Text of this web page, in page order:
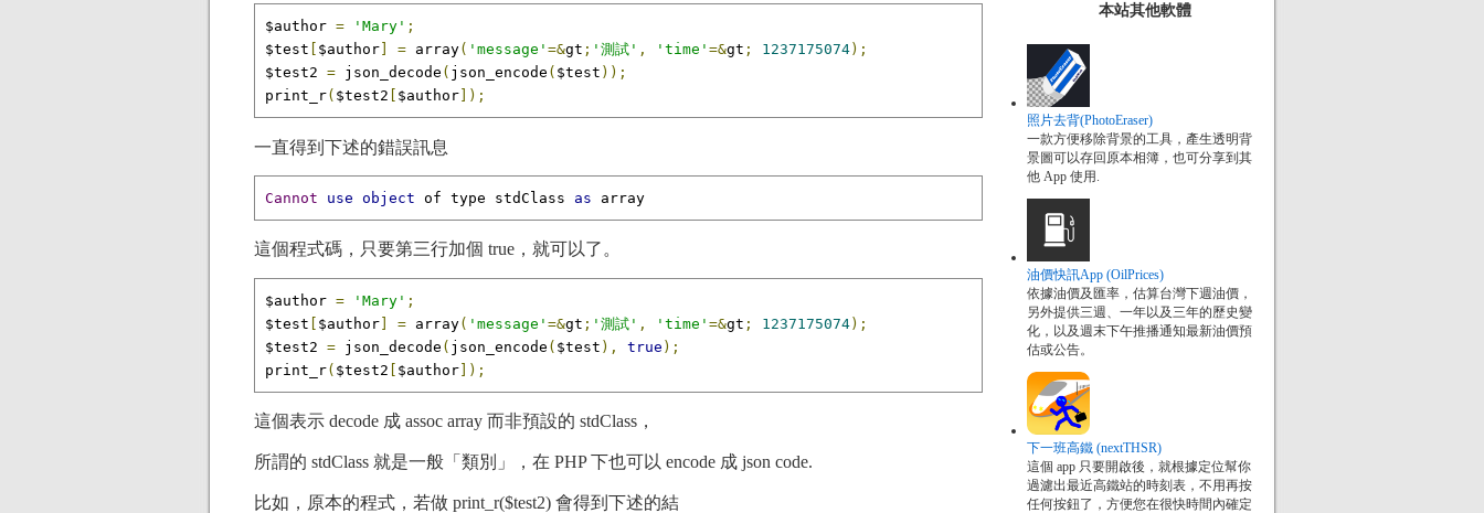
$author = 'Mary' ;
$test
$author] = array( 'message' =&gt ; '測試' , 'time' =&gt ; 1237175074);
$test2 = json_decode ( json_encode ( $test ));
print_r( $test2 $author]);
一直得到下述的錯誤訊息
Cannot use object of type stdClass as array
這個程式碼，只要第三行加個 true，就可以了。
$author = 'Mary' ;
$test
$author] = array( 'message' =&gt ; '測試' , 'time' =&gt ; 1237175074);
$test2 = json_decode ( json_encode ( $test ), true );
print_r( $test2 $author]);
這個表示 decode 成 assoc array 而非預設的 stdClass，
所謂的 stdClass 就是一般「類別」，在 PHP 下也可以 encode 成 json code.
比如，原本的程式，若做 print_r($test2) 會得到下述的結
本站其他軟體
照片去背(PhotoEraser)
一款方便移除背景的工具，產生透明背
景圖可以存回原本相簿，也可分享到其
他 App 使用.
油價快訊App (OilPrices)
依據油價及匯率，估算台灣下週油價，
另外提供三週、一年以及三年的歷史變
化，以及週末下午推播通知最新油價預
估或公告。
下一班高鐵 (nextTHSR)
這個 app 只要開啟後，就根據定位幫你
過濾出最近高鐵站的時刻表，不用再按
任何按鈕了，方便您在很快時間內確定